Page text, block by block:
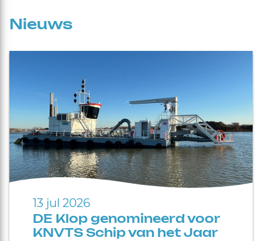
Nieuws
13 jul 2026
DE Klop genomineerd voor
KNVTS Schip van het Jaar